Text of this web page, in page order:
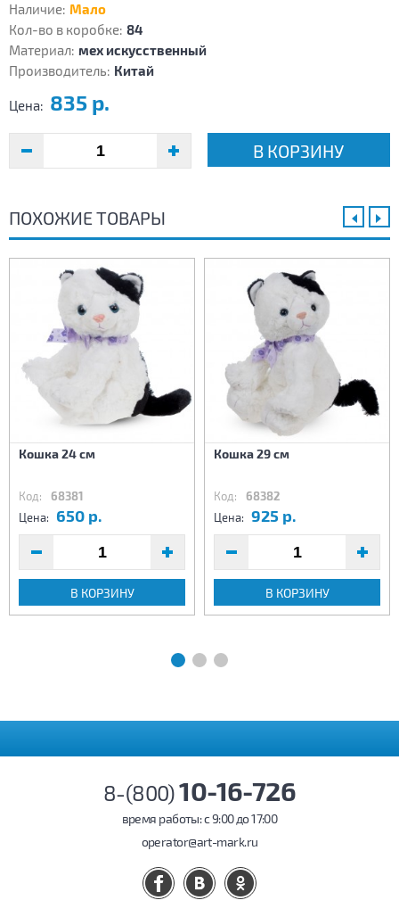
Наличие: Мало
Кол-во в коробке: 84
Материал: мех искусственный
Производитель: Китай
Цена: 835 р.
В КОРЗИНУ
ПОХОЖИЕ ТОВАРЫ
Кошка 24 см
Код: 68381
Цена: 650 р.
В КОРЗИНУ
Кошка 29 см
Код: 68382
Цена: 925 р.
В КОРЗИНУ
8-(800)10-16-726
время работы: c 9:00 до 17:00
operator@art-mark.ru